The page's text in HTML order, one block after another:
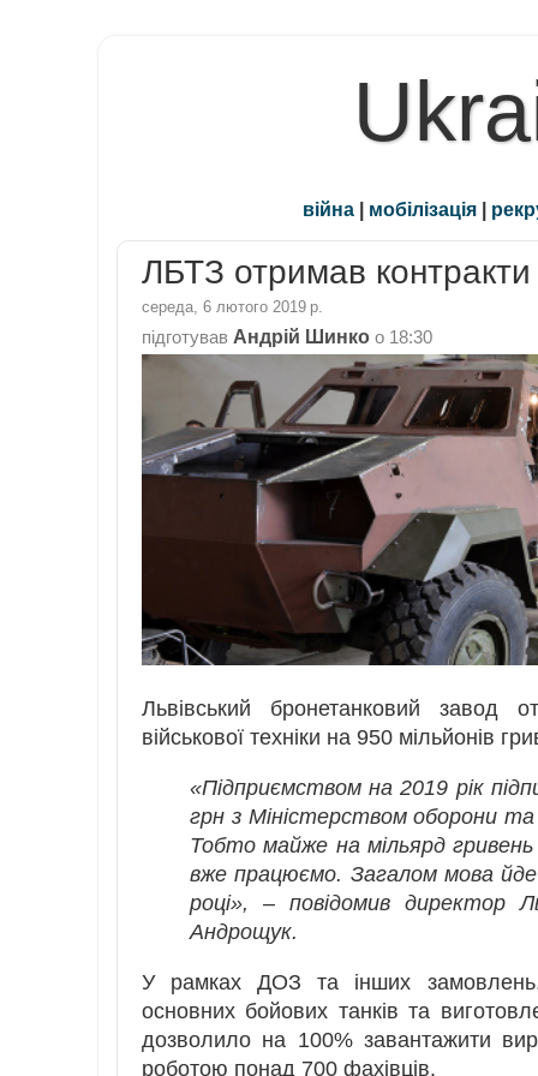
війна | мобілізація |
ЛБТЗ отримав контракти
середа, 6 лютого 2019 р.
підготував Андрій Шинко о 18:30
Львівський бронетанковий завод
військової техніки на 950 мільйонів
«Підприємством на 2019 рік
грн з Міністерством оборони
Тобто майже на мільярд
вже працюємо. Загалом мова
році», – повідомив директор
Андрощук.
У рамках ДОЗ та інших
основних бойових танків та
дозволило на 100% завантажити
роботою понад 700 фахівців.